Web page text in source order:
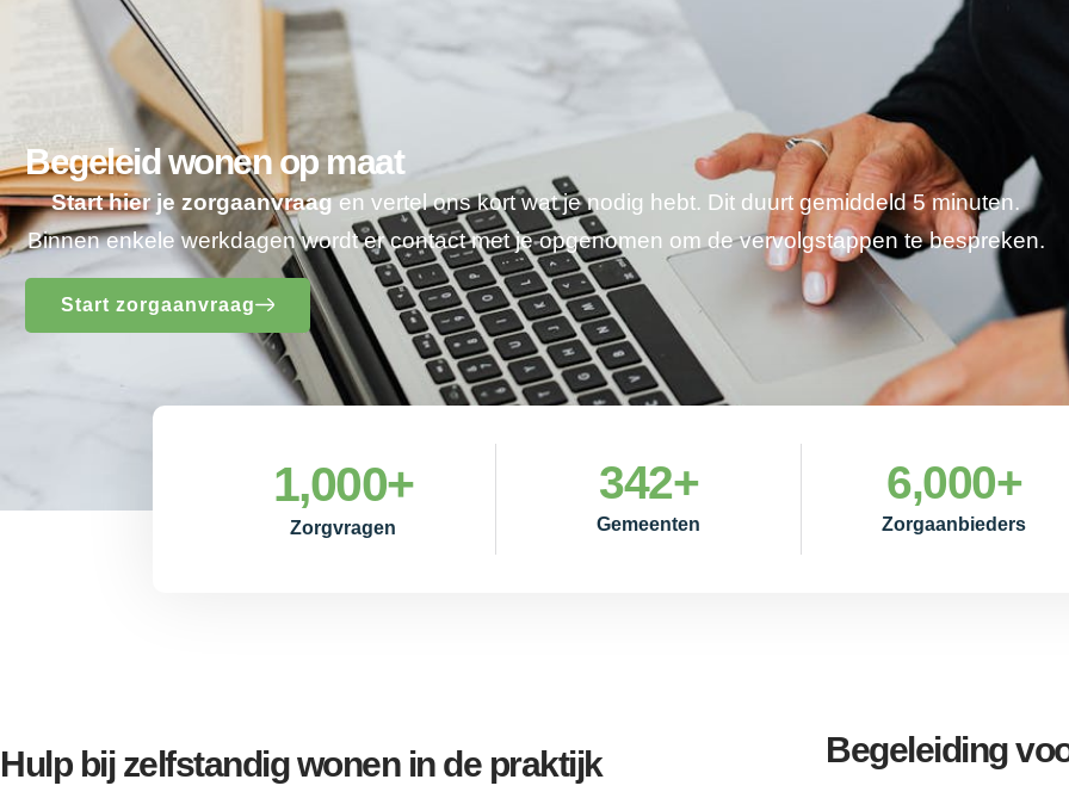
Begeleid wonen op maat
Start hier je zorgaanvraagen vertel ons kort wat je nodig hebt. Dit duurt gemiddeld 5 minuten.
Binnen enkele werkdagen wordt er contact met je opgenomen om de vervolgstappen te bespreken.
Start zorgaanvraag
Zorgvragen
1,000+
Gemeenten
342+
Zorgaanbieders
6,000+
Hulp bij zelfstandig wonen in de praktijk Begeleiding